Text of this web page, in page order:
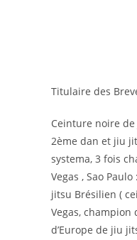
Titulaire des
Ceinture noire de
2ème dan et jiu
systema, 3 fois
Vegas , Sao
jitsu Brésilien (
Vegas,
d’Europe de jiu